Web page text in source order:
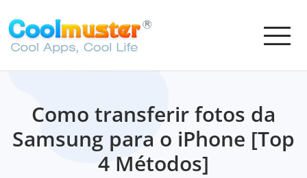
Como transferir fotos da
Samsung para o iPhone [Top
4 Métodos]